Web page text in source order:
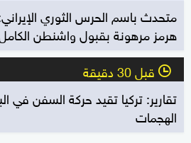
متحدث باسم الحرس الثوري
هرمز مرهونة بقبول واشنطن
l قبل 30 دقيقة
تقارير: تركيا تقيد حركة السفن في
الهجمات